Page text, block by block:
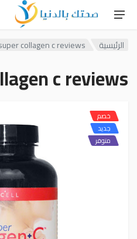
الرئيسية collagen c reviews
c reviews
خصم
جديد
متوفر